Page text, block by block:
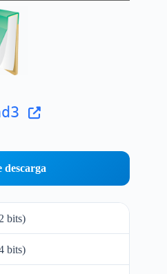
descarga
bits)
bits)